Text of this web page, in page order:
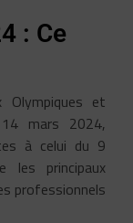
: Ce
et
mars 2024,
à celui du 9
les principaux
professionnels